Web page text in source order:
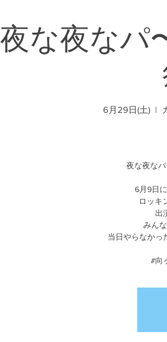
夜な夜なパ
6月29日(土)
  |
夜な夜な
6月9日
ロッキ
出
みん
当日やらなかっ
#向